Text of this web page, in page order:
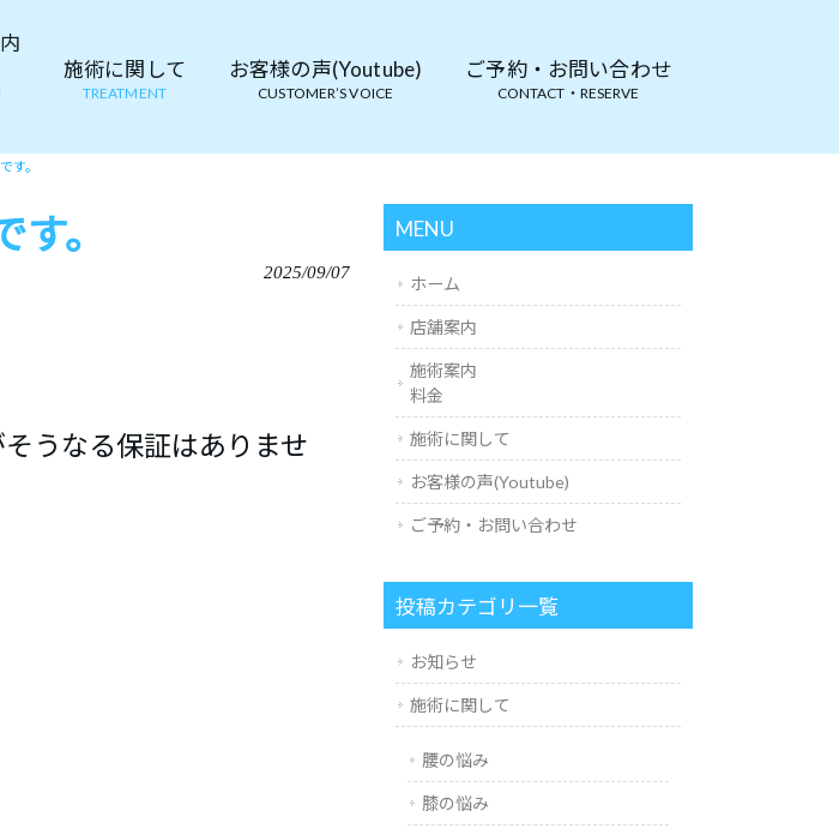
施術に関して
TREATMENT
お客様の声(Youtube)
CUSTOMER’S VOICE
ご予約・お問い合わせ
CONTACT・RESERVE
す。
。
2025/09/07
うなる保証はありませ
MENU
ホーム
店舗案内
施術案内
料金
施術に関して
お客様の声(Youtube)
ご予約・お問い合わせ
投稿カテゴリ一覧
お知らせ
施術に関して
腰の悩み
膝の悩み